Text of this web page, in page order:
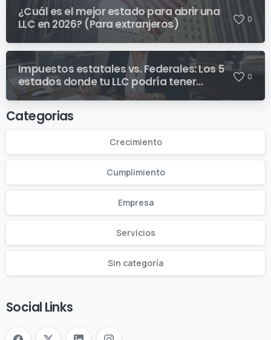
¿Cuál es el mejor estado para abrir una
LLC en 2026? (Para extranjeros)
0
Impuestos estatales vs. Federales: Los 5
estados donde tu LLC podría tener
sorpresas fiscales inesperadas
0
Categorias
Crecimiento
Cumplimiento
Empresa
Servicios
Sin categoría
Social Links